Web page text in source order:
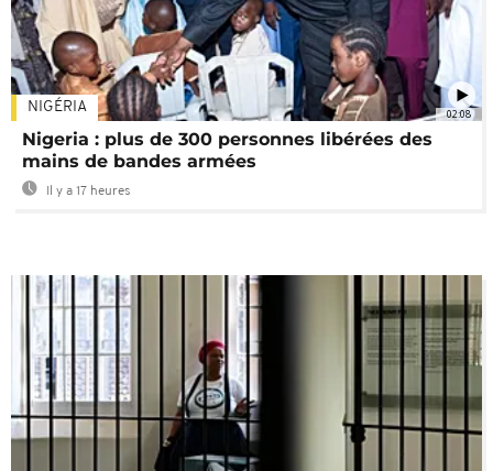
02:08
NIGÉRIA
Nigeria : plus de 300 personnes libérées des
mains de bandes armées
Il y a 17 heures